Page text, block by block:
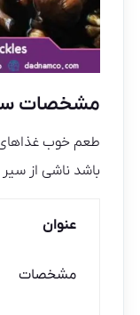
مشخصات
طعم خوب غذاهای
باشد ناشی از
عنوان
مشخصات